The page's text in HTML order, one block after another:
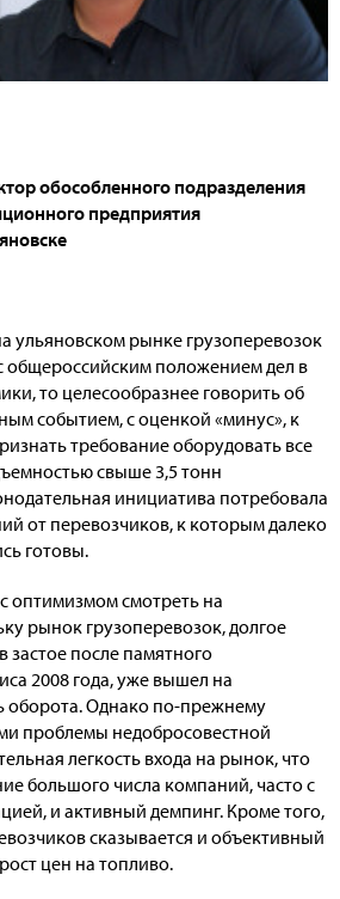
обособленного подразделения
предприятия
ульяновском рынке грузоперевозок
общероссийским положением дел в
то целесообразнее говорить об
событием, с оценкой «минус», к
требование оборудовать все
свыше 3,5 тонн
инициатива потребовала
от перевозчиков, к которым далеко
готовы.
оптимизмом смотреть на
рынок грузоперевозок, долгое
после памятного
2008 года, уже вышел на
оборота. Однако по-прежнему
проблемы недобросовестной
легкость входа на рынок, что
большого числа компаний, часто с
и активный демпинг. Кроме того,
сказывается и объективный
цен на топливо.